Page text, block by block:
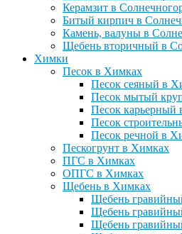
Керамзит в
Битый кирпич в
Камень, валуны в
Щебень вторичный в
Химки
Песок в Химках
Песок сеяный в
Песок мытый
Песок карьерный
Песок
Песок речной в
Пескогрунт в Химках
ПГС в Химках
ОПГС в Химках
Щебень в Химках
Щебень
Щебень
Щебень